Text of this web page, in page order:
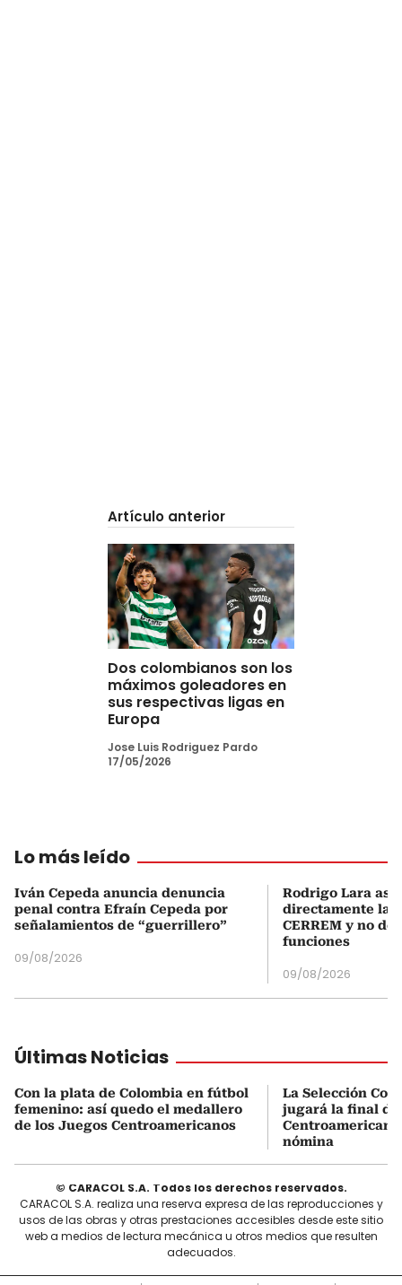
Artículo anterior
Dos colombianos son los
máximos goleadores en
sus respectivas ligas en
Europa
Jose Luis Rodriguez Pardo
17/05/2026
Lo más leído
Iván Cepeda anuncia denuncia
penal contra Efraín Cepeda por
señalamientos de “guerrillero”
09/08/2026
Rodrigo Lara
directamente la
CERREM y no
funciones
09/08/2026
Últimas Noticias
Con la plata de Colombia en fútbol
femenino: así quedo el medallero
de los Juegos Centroamericanos
La Selección
jugará la final de
nómina
© CARACOL S.A. Todos los derechos reservados.
CARACOL S.A. realiza una reserva expresa de las reproducciones y
usos de las obras y otras prestaciones accesibles desde este sitio
web a medios de lectura mecánica u otros medios que resulten
adecuados.